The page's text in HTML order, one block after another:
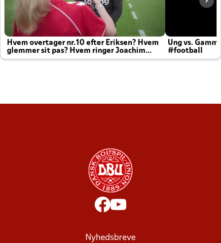
Hvem overtager nr.10 efter Eriksen? Hvem
glemmer sit pas? Hvem ringer Joachim
altid til efter kampe?
Ung vs.
#football
Nyhedsbreve